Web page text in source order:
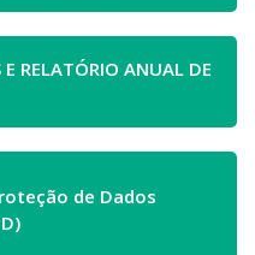
E RELATÓRIO ANUAL DE
de Dados